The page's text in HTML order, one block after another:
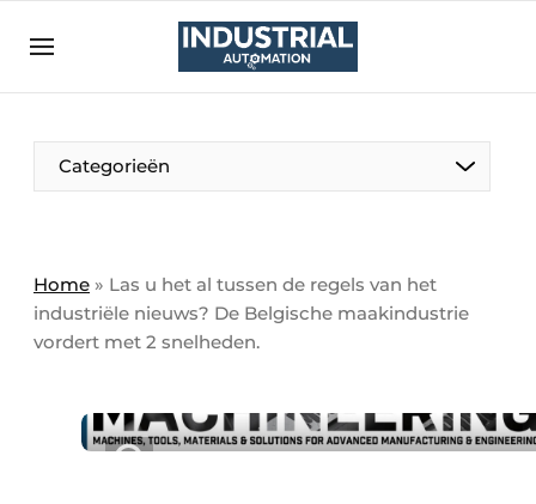
Aanmelden
Bedrijven
Bedrijven
Direct contact
Eigen content aanleveren
Meest gelezen
Categorieën
Home » Las u het al tussen de regels van het
industriële nieuws? De Belgische maakindustrie
vordert met 2 snelheden.